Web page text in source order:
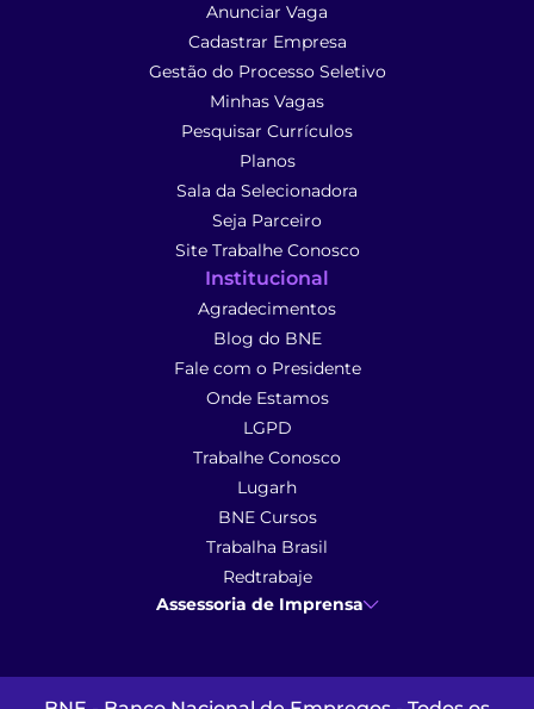
Anunciar Vaga
Cadastrar Empresa
Gestão do Processo Seletivo
Minhas Vagas
Pesquisar Currículos
Planos
Sala da Selecionadora
Seja Parceiro
Site Trabalhe Conosco
Institucional
Agradecimentos
Blog do BNE
Fale com o Presidente
Onde Estamos
LGPD
Trabalhe Conosco
Lugarh
BNE Cursos
Trabalha Brasil
Redtrabaje
Assessoria de Imprensa
(41) 9 9102-1413